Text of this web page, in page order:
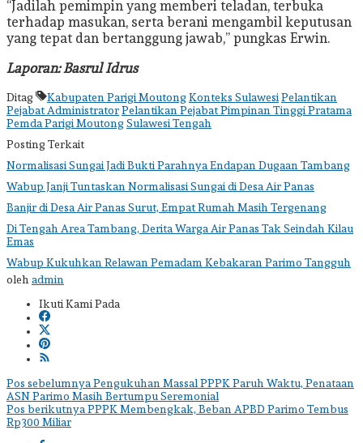
“Jadilah pemimpin yang memberi teladan, terbuka
terhadap masukan, serta berani mengambil keputusan
yang tepat dan bertanggung jawab,” pungkas Erwin.
Laporan: Basrul Idrus
Ditag Kabupaten Parigi Moutong Konteks Sulawesi Pelantikan
Pejabat AdministratorPelantikan Pejabat Pimpinan Tinggi Pratama
Pemda Parigi Moutong Sulawesi Tengah
Posting Terkait
Normalisasi Sungai Jadi Bukti Parahnya Endapan Dugaan Tambang
Wabup Janji Tuntaskan Normalisasi Sungai di Desa Air Panas
Banjir di Desa Air Panas Surut, Empat Rumah Masih Tergenang
Di Tengah Area Tambang, Derita Warga Air Panas Tak Seindah Kilau
Emas
Wabup Kukuhkan Relawan Pemadam Kebakaran Parimo Tangguh
oleh admin
Ikuti Kami Pada
Navigasi
pos
Pos sebelumnyaPengukuhan Massal PPPK Paruh Waktu, Penataan
ASN Parimo Masih Bertumpu Seremonial
Pos berikutnyaPPPK Membengkak, Beban APBD Parimo Tembus
Rp300 Miliar